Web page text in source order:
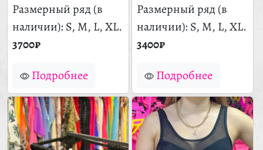
Размерный ряд (в
наличии): S, M, L, XL.
3700₽
Подробнее
Размерный ряд (в
наличии): S, M, L, XL.
3400₽
Подробнее